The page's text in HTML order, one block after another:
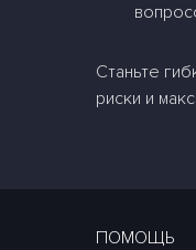
Станьте
риски и
ПОМОЩЬ